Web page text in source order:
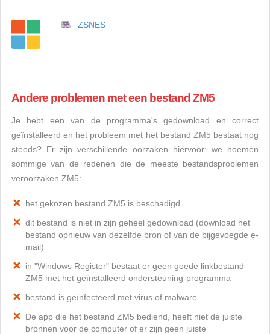
ZSNES
Andere problemen met een bestand ZM5
Je hebt een van de programma's gedownload en correct
geïnstalleerd en het probleem met het bestand ZM5 bestaat nog
steeds? Er zijn verschillende oorzaken hiervoor: we noemen
sommige van de redenen die de meeste bestandsproblemen
veroorzaken ZM5:
het gekozen bestand ZM5 is beschadigd
dit bestand is niet in zijn geheel gedownload (download het
bestand opnieuw van dezelfde bron of van de bijgevoegde e-
mail)
in "Windows Register" bestaat er geen goede linkbestand
ZM5 met het geïnstalleerd ondersteuning-programma
bestand is geïnfecteerd met virus of malware
De app die het bestand ZM5 bediend, heeft niet de juiste
bronnen voor de computer of er zijn geen juiste